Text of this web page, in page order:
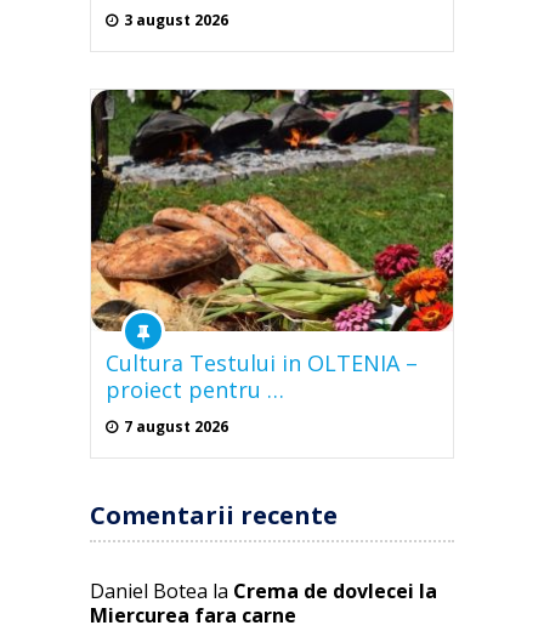
3 august 2026
Cultura Testului in OLTENIA –
proiect pentru …
7 august 2026
Comentarii recente
Daniel Botea la Crema de dovlecei la
Miercurea fara carne